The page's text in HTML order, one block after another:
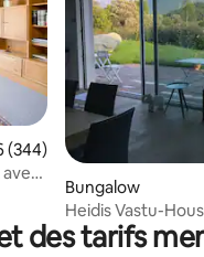
: 4,96 sur 5
moyenne sur la base
(344)
Bungalow
Heidis Vastu-
des tarifs